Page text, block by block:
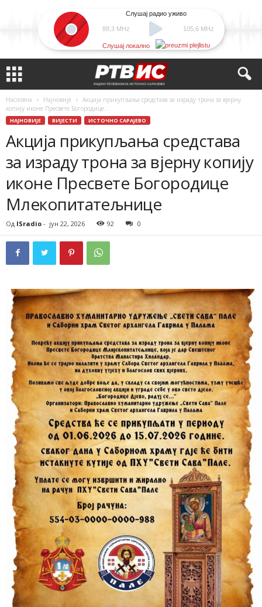
88,3 MHz
Слушај радио уживо
105,6 MHz
Слушај локално
Насловна Најновије
Акција прикупљања средстава за израду трона за вјерну
копију иконе Пресвете Богородице...
НАЈНОВИЈЕ ВИЈЕСТИ ИСТОЧНО САРАЈЕВО
Акција прикупљања средстава
за израду трона за вјерну копију
иконе Пресвете Богородице
Млекопитатељнице
Од ISradio - јун 22, 2026 92 0